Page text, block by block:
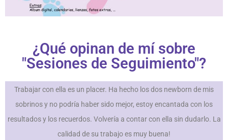
¿Qué opinan de mí sobre
"Sesiones de Seguimiento"?
Trabajar con ella es un placer. Ha hecho los dos newborn de mis
sobrinos y no podría haber sido mejor, estoy encantada con los
resultados y los recuerdos. Volvería a contar con ella sin dudarlo. La
calidad de su trabajo es muy buena!